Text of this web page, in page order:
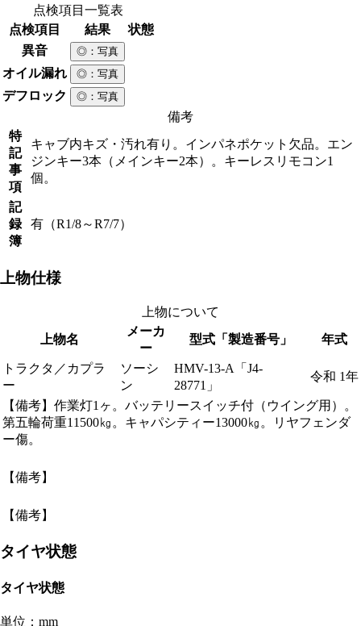
点検項目一覧表
点検項目
結果
状態
異音
◎ ：写真
オイル漏れ ◎ ：写真
デフロック ◎ ：写真
備考
特
記
事
項
キャブ内キズ・汚れ有り。インパネポケット欠品。エン
ジンキー3本（メインキー2本）。キーレスリモコン1
個。
記
録
簿
有（R1/8～R7/7）
上物仕様
上物について
上物名
メーカ
ー
型式「製造番号」 年式
トラクタ／カプラ
ー
ソーシ
ン
HMV-13-A「J4-
28771」
令和 1年
【備考】作業灯1ヶ。バッテリースイッチ付（ウイング用）。
第五輪荷重11500㎏。キャパシティー13000㎏。リヤフェンダ
ー傷。
【備考】
【備考】
タイヤ状態
タイヤ状態
単位：mm